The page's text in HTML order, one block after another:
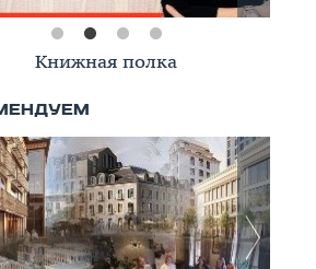
Книжная полка